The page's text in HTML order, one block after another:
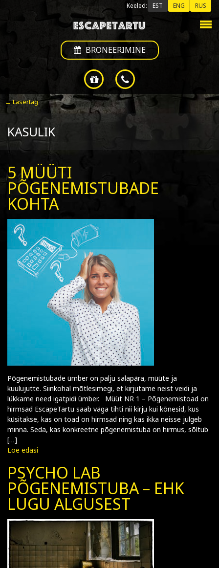
Keeled: EST ENG RUS
BRONEERIMINE
← Lasertag
KASULIK
5 MÜÜTI
PÕGENEMISTUBADE
KOHTA
Põgenemistubade ümber on palju salapära, müüte ja
kuulujutte. Siinkohal mõtlesimegi, et kirjutame neist veidi ja
lükkame need igatpidi ümber. Müüt NR 1 – Põgenemistoad on
hirmsad EscapeTartu saab väga tihti nii kirju kui kõnesid, kus
küsitakse, kas on toad on hirmsad ning kas ikka neisse julgeb
minna. Seda, kas konkreetne põgenemistuba on hirmus, sõltub
[…]
Loe edasi
PSYCHO LAB
PÕGENEMISTUBA – EHK
LUGU ALGUSEST